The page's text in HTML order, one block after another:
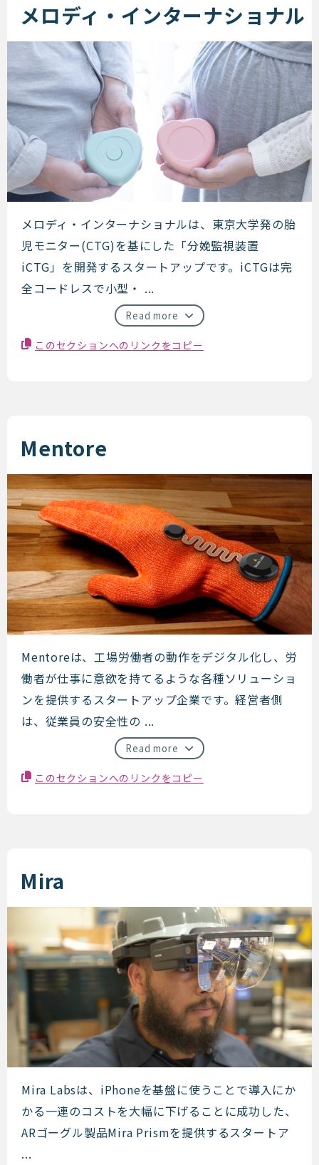
メロディ・インターナショナル
メロディ・インターナショナル
メロディ・インターナショナルは、東京大学発の胎
児モニター(CTG)を基にした「分娩監視装置
iCTG」を開発するスタートアップです。iCTGは完
全コードレスで小型・ ...
Read more
このセクションへのリンクをコピー
Mentore
Mentore
Mentoreは、工場労働者の動作をデジタル化し、労
働者が仕事に意欲を持てるような各種ソリューショ
ンを提供するスタートアップ企業です。経営者側
は、従業員の安全性の ...
Read more
このセクションへのリンクをコピー
Mira
Mira
Mira Labsは、iPhoneを基盤に使うことで導入にか
かる一連のコストを大幅に下げることに成功した、
ARゴーグル製品Mira Prismを提供するスタートア
...